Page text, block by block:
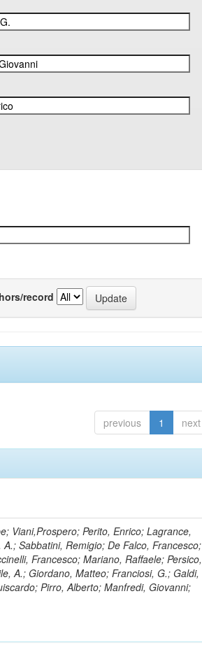
record
previous 1 next
Viani,Prospero; Perito, Enrico; Lagrance,
Sabbatini, Remigio; De Falco, Francesco;
Francesco; Mariano, Raffaele; Persico,
A.; Giordano, Matteo; Franciosi, G.; Galdi,
Pirro, Alberto; Manfredi, Giovanni;